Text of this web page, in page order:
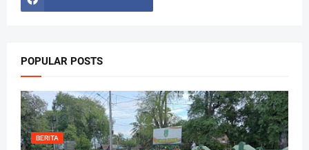
POPULAR POSTS
BERITA